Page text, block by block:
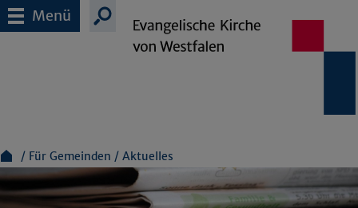
Menü
Für Gemeinden Aktuelles